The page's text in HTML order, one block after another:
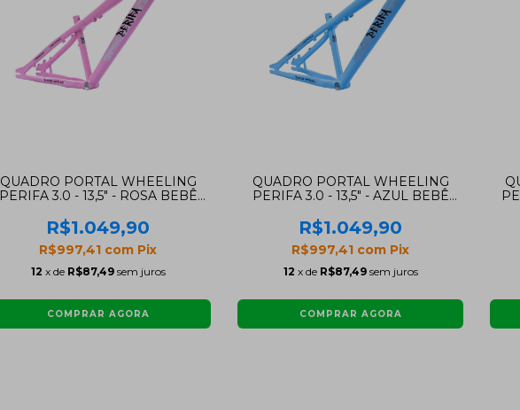
QUADRO PORTAL WHEELING
PERIFA 3.0 - 13,5" - ROSA BEBÊ
R$1.049,90
R$997,41 com Pix
12 x de R$87,49 sem juros
COMPRAR AGORA
QUADRO PORTAL WHEELING
PERIFA 3.0 - 13,5" - AZUL BEBÊ
R$1.049,90
R$997,41 com Pix
12 x de R$87,49 sem juros
COMPRAR AGORA